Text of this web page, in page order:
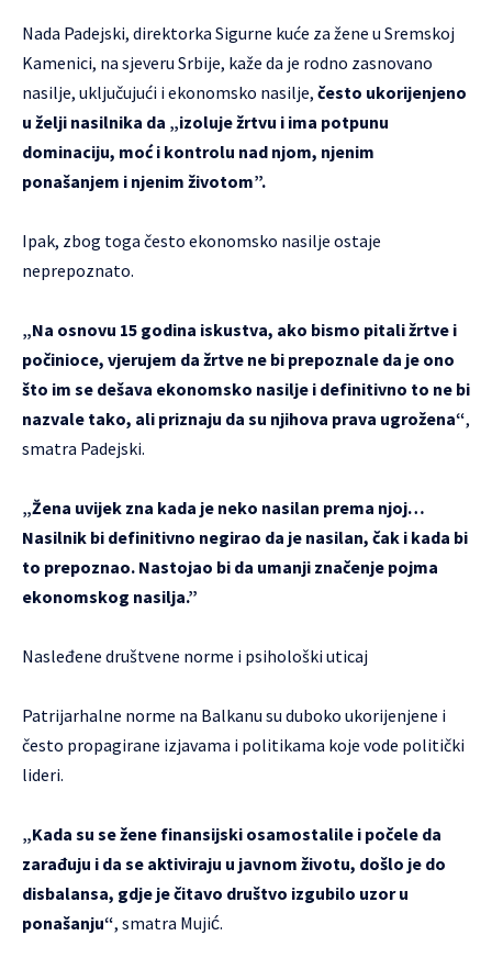
Nada Padejski, direktorka Sigurne kuće za žene u Sremskoj
Kamenici, na sjeveru Srbije, kaže da je rodno zasnovano
nasilje, uključujući i ekonomsko nasilje, često ukorijenjeno
u želji nasilnika da „izoluje žrtvu i ima potpunu
dominaciju, moć i kontrolu nad njom, njenim
ponašanjem i njenim životom”.
Ipak, zbog toga često ekonomsko nasilje ostaje
neprepoznato.
„Na osnovu 15 godina iskustva, ako bismo pitali žrtve i
počinioce, vjerujem da žrtve ne bi prepoznale da je ono
što im se dešava ekonomsko nasilje i definitivno to ne bi
nazvale tako, ali priznaju da su njihova prava ugrožena“,
smatra Padejski.
„Žena uvijek zna kada je neko nasilan prema njoj…
Nasilnik bi definitivno negirao da je nasilan, čak i kada bi
to prepoznao. Nastojao bi da umanji značenje pojma
ekonomskog nasilja.”
Nasleđene društvene norme i psihološki uticaj
Patrijarhalne norme na Balkanu su duboko ukorijenjene i
često propagirane izjavama i politikama koje vode politički
lideri.
„Kada su se žene finansijski osamostalile i počele da
zarađuju i da se aktiviraju u javnom životu, došlo je do
disbalansa, gdje je čitavo društvo izgubilo uzor u
ponašanju“, smatra Mujić.